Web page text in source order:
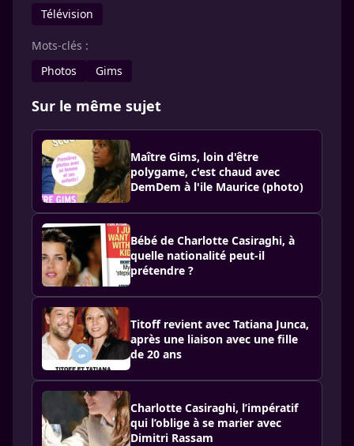
Télévision
Mots-clés :
Photos
Gims
Sur le même sujet
Maître Gims, loin d'être
polygame, c'est chaud avec
DemDem à l'ile Maurice (photo)
Bébé de Charlotte Casiraghi, à
quelle nationalité peut-il
prétendre ?
Titoff revient avec Tatiana Junca,
après une liaison avec une fille
de 20 ans
Charlotte Casiraghi, l’impératif
qui l’oblige à se marier avec
Dimitri Rassam